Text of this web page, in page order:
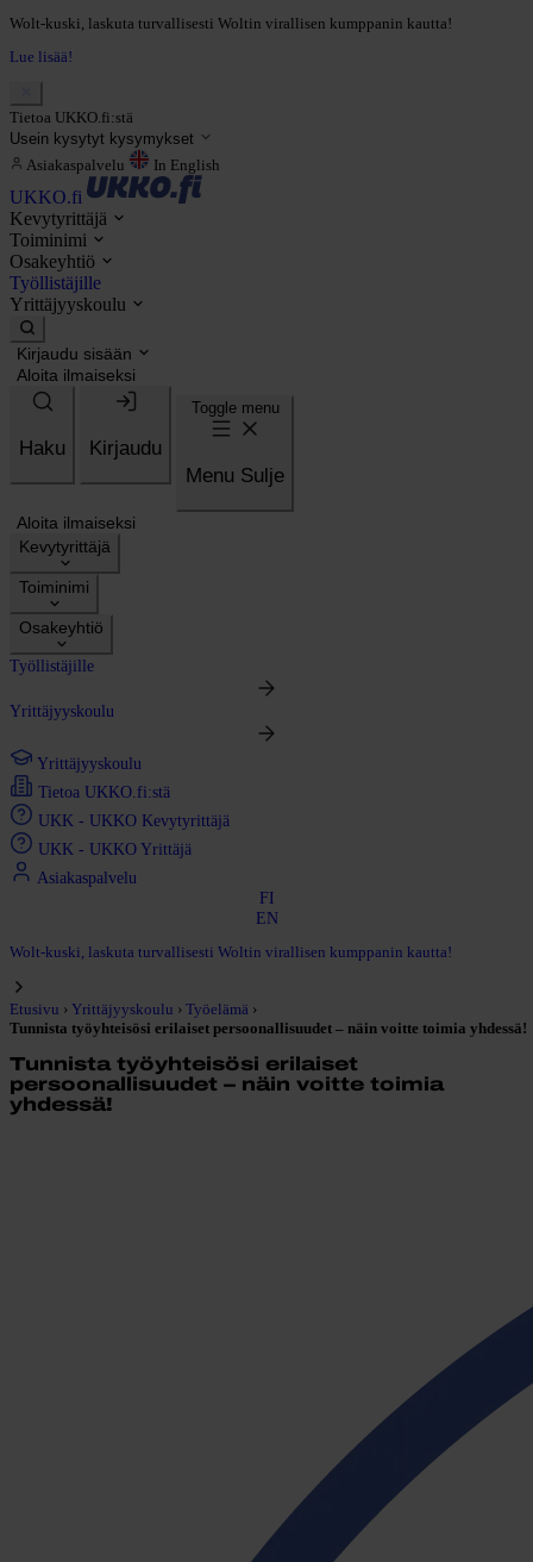
Wolt-kuski, laskuta turvallisesti Woltin virallisen kumppanin kautta!
Lue lisää!
Tietoa UKKO.fi:stä
Usein kysytyt kysymykset
Asiakaspalvelu In English
UKKO.fi
Kevytyrittäjä
Toiminimi
Osakeyhtiö
Työllistäjille
Yrittäjyyskoulu
Kirjaudu sisään
Aloita ilmaiseksi
Haku Kirjaudu
Toggle menu
Menu Sulje
Aloita ilmaiseksi
Kevytyrittäjä
Toiminimi
Osakeyhtiö
Työllistäjille
Yrittäjyyskoulu
Yrittäjyyskoulu
Tietoa UKKO.fi:stä
UKK - UKKO Kevytyrittäjä
UKK - UKKO Yrittäjä
Asiakaspalvelu
FI
EN
Wolt-kuski, laskuta turvallisesti Woltin virallisen kumppanin kautta!
Etusivu › Yrittäjyyskoulu › Työelämä ›
Tunnista työyhteisösi erilaiset persoonallisuudet – näin voitte toimia yhdessä!
Tunnista työyhteisösi erilaiset
persoonallisuudet – näin voitte toimia
yhdessä!